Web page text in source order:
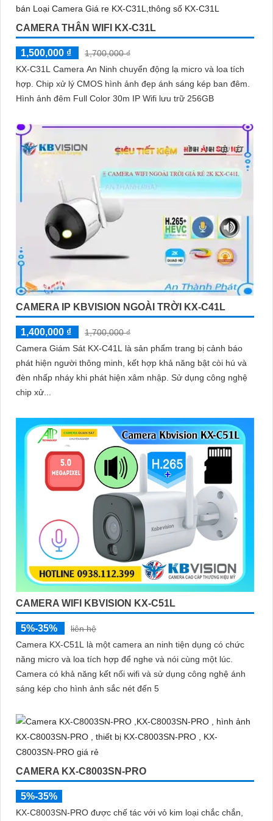
CAMERA THÂN WIFI KX-C31L
1,500,000 ₫
1,700,000 ₫
KX-C31L Camera An Ninh chuyển động lạ micro và loa tích
hợp. Chip xử lý CMOS hình ảnh đẹp ánh sáng kép ban đêm.
Hình ảnh đêm Full Color 30m IP Wifi lưu trữ 256GB
CAMERA IP KBVISION NGOÀI TRỜI KX-C41L
1,400,000 ₫
1,700,000 ₫
Camera Giám Sát KX-C41L là sản phẩm trang bị cảnh báo
phát hiện người thông minh, kết hợp khả năng bật còi hú và
đèn nhấp nháy khi phát hiện xâm nhập. Sử dụng công nghệ
chip xử...
CAMERA WIFI KBVISION KX-C51L
5%-35%
liên hệ
Camera KX-C51L là một camera an ninh tiện dụng có chức
năng micro và loa tích hợp để nghe và nói cùng một lúc.
Camera có khả năng kết nối wifi và sử dụng công nghệ ánh
sáng kép cho hình ảnh sắc nét đến 5
CAMERA KX-C8003SN-PRO
5%-35%
KX-C8003SN-PRO được chế tác với vỏ kim loại chắc chắn,